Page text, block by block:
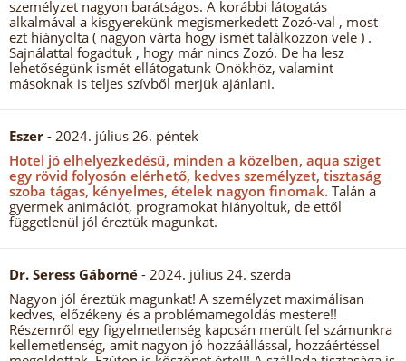
személyzet nagyon barátságos. A korábbi látogatás
alkalmával a kisgyerekünk megismerkedett Zozó-val , most
ezt hiányolta ( nagyon várta hogy ismét találkozzon vele ) .
Sajnálattal fogadtuk , hogy már nincs Zozó. De ha lesz
lehetőségünk ismét ellátogatunk Önökhöz, valamint
másoknak is teljes szívből merjük ajánlani.
Eszer - 2024. július 26. péntek
Hotel jó elhelyezkedésű, minden a közelben, aqua sziget
egy rövid folyosón elérhető, kedves személyzet, tisztaság
szoba tágas, kényelmes, ételek nagyon finomak. Talán a
gyermek animációt, programokat hiányoltuk, de ettől
függetlenül jól éreztük magunkat.
Dr. Seress Gáborné - 2024. július 24. szerda
Nagyon jól éreztük magunkat! A személyzet maximálisan
kedves, előzékeny és a problémamegoldás mestere!!
Részemről egy figyelmetlenség kapcsán merült fel számunkra
kellemetlenség, amit nagyon jó hozzáállással, hozzáértéssel